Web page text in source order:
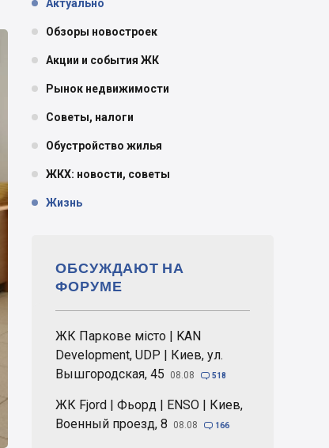
Актуально
Обзоры новостроек
Акции и события ЖК
Рынок недвижимости
Советы, налоги
Обустройство жилья
ЖКХ: новости, советы
Жизнь
ЖК Паркове місто | KAN
Development, UDP | Киев, ул.
Вышгородская, 45
08.08  518
ЖК Fjord | Фьорд | ENSO | Киев,
Военный проезд, 8
08.08  166
ОБСУЖДАЮТ НА
ФОРУМЕ